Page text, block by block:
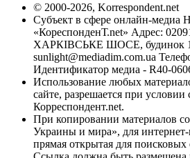
© 2000-2026, Korrespondent.net
Субъект в сфере онлайн-медиа
«КореспонденТ.net» Адрес:
ХАРКІВСЬКЕ ШОСЕ, будинок
sunlight@mediadim.com.ua
Идентификатор медиа - R40-
Использование любых
сайте, разрешается при условии
Корреспондент.net.
При копировании материалов
Украины и мира», для интернет-
прямая открытая для поисковых